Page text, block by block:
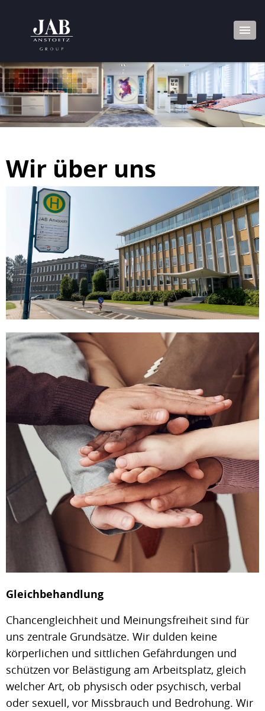
Wir über uns
Gleichbehandlung
Chancengleichheit und Meinungsfreiheit sind für
uns zentrale Grundsätze. Wir dulden keine
körperlichen und sittlichen Gefährdungen und
schützen vor Belästigung am Arbeitsplatz, gleich
welcher Art, ob physisch oder psychisch, verbal
oder sexuell, vor Missbrauch und Bedrohung. Wir